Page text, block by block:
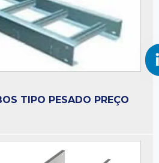
TIPO PESADO PREÇO